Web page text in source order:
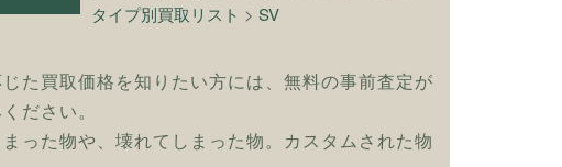
タイプ別買取リスト >SV
た買取価格を知りたい方には、無料の事前査定が
ださい。
った物や、壊れてしまった物。カスタムされた物